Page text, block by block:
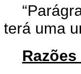
terá uma